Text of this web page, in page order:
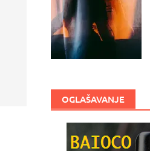
OGLAŠAVANJE